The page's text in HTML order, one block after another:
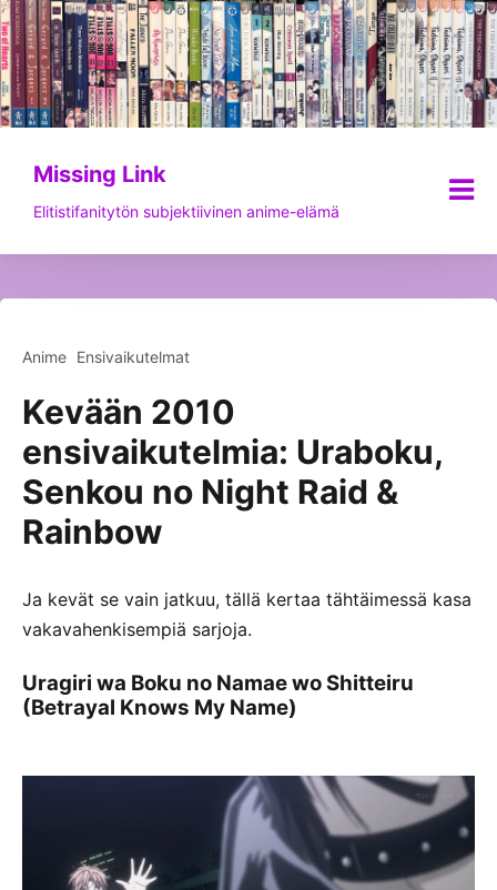
Siirry
sisältöön
Missing Link
Elitistifanitytön subjektiivinen anime-elämä
Anime Ensivaikutelmat
Kevään 2010
ensivaikutelmia: Uraboku,
Senkou no Night Raid &
Rainbow
Ja kevät se vain jatkuu, tällä kertaa tähtäimessä kasa
vakavahenkisempiä sarjoja.
Uragiri wa Boku no Namae wo Shitteiru
(Betrayal Knows My Name)